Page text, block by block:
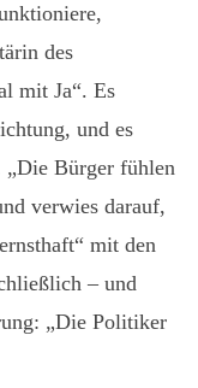
des
mit Ja“. Es
und es
„Die Bürger fühlen
verwies darauf,
mit den
– und
„Die Politiker